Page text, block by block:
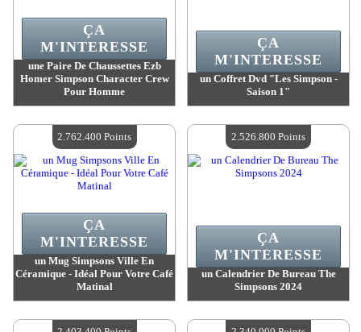
une Paire De Chaussettes Ezb
Homer Simpson Character Crew
Pour Homme
Quantité Disponible :4
ÇA
M'INTERESSE
un Coffret Dvd "Les Simpson -
Saison 1"
Quantité Disponible :4
ÇA
M'INTERESSE
un Mug Simpsons Ville En
Céramique - Idéal Pour Votre Café
Matinal
Quantité Disponible :4
ÇA
M'INTERESSE
2.762.400 Points
un Calendrier De Bureau The
Simpsons 2024
Quantité Disponible :4
ÇA
M'INTERESSE
2.526.800 Points